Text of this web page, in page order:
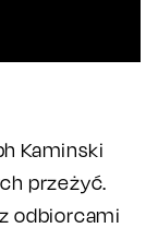
Kaminski
przeżyć.
odbiorcami